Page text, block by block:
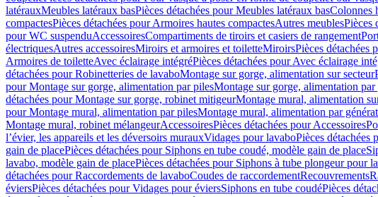
latérauxMeubles latéraux basPièces détachées pour Meubles latéraux basColonnes
compactesPièces détachées pour Armoires hautes compactesAutres meublesPièces
pour WC suspenduAccessoiresCompartiments de tiroirs et casiers de rangement
électriquesAutres accessoiresMiroirs et armoires et toiletteMiroirsPièces détachées
Armoires de toiletteAvec éclairage intégréPièces détachées pour Avec éclairage
détachées pour Robinetteries de lavaboMontage sur gorge, alimentation sur secteur
pour Montage sur gorge, alimentation par pilesMontage sur gorge, alimentation par
détachées pour Montage sur gorge, robinet mitigeurMontage mural, alimentation
pour Montage mural, alimentation par pilesMontage mural, alimentation par
Montage mural, robinet mélangeurAccessoiresPièces détachées pour Accessoires
l’évier, les appareils et les déversoirs murauxVidages pour lavaboPièces détachées
gain de placePièces détachées pour Siphons en tube coudé, modèle gain de place
lavabo, modèle gain de placePièces détachées pour Siphons à tube plongeur pour
détachées pour Raccordements de lavaboCoudes de raccordementRecouvrements
éviersPièces détachées pour Vidages pour éviersSiphons en tube coudéPièces